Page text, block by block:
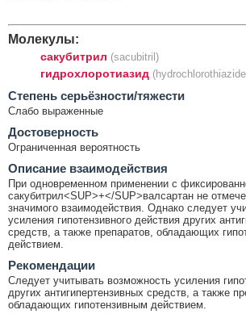
Молекулы:
сакубитрил (sacubitril)
гидрохлоротиазид
Cтепень серьёзности/тяжести
Слабо выраженные
Достоверность
Ограниченная вероятность
Описание взаимодействия
При одновременном применении с
сакубитрил<SUP>+</SUP>валсартан не
значимого взаимодействия. Однако следует
усиления гипотензивного действия других
средств, а также препаратов, обладающих
действием.
Рекомендации
Следует учитывать возможность усиления
других антигипертензивных средств, а также
обладающих гипотензивным действием.